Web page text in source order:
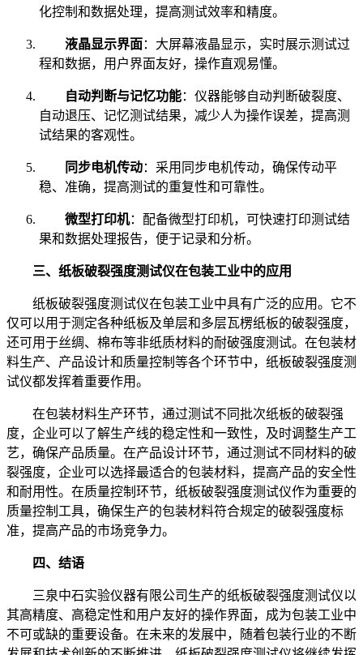
化控制和数据处理，提高测试效率和精度。
液晶显示界面：大屏幕液晶显示，实时展示测试过
程和数据，用户界面友好，操作直观易懂。
自动判断与记忆功能：仪器能够自动判断破裂度、
自动退压、记忆测试结果，减少人为操作误差，提高测
试结果的客观性。
同步电机传动：采用同步电机传动，确保传动平
稳、准确，提高测试的重复性和可靠性。
微型打印机：配备微型打印机，可快速打印测试结
果和数据处理报告，便于记录和分析。
三、纸板破裂强度测试仪在包装工业中的应用
纸板破裂强度测试仪在包装工业中具有广泛的应用。它不
仅可以用于测定各种纸板及单层和多层瓦楞纸板的破裂强度，
还可用于丝绸、棉布等非纸质材料的耐破强度测试。在包装材
料生产、产品设计和质量控制等各个环节中，纸板破裂强度测
试仪都发挥着重要作用。
在包装材料生产环节，通过测试不同批次纸板的破裂强
度，企业可以了解生产线的稳定性和一致性，及时调整生产工
艺，确保产品质量。在产品设计环节，通过测试不同材料的破
裂强度，企业可以选择最适合的包装材料，提高产品的安全性
和耐用性。在质量控制环节，纸板破裂强度测试仪作为重要的
质量控制工具，确保生产的包装材料符合规定的破裂强度标
准，提高产品的市场竞争力。
四、结语
三泉中石实验仪器有限公司生产的纸板破裂强度测试仪以
其高精度、高稳定性和用户友好的操作界面，成为包装工业中
不可或缺的重要设备。在未来的发展中，随着包装行业的不断